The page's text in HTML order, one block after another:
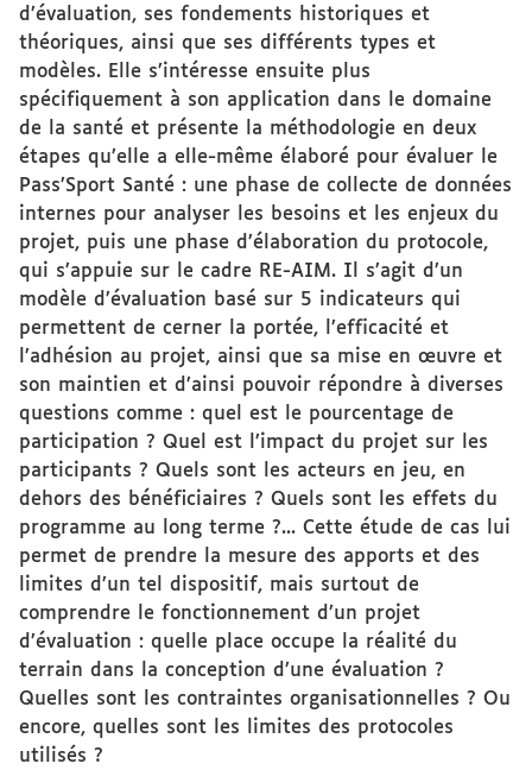
d’évaluation, ses fondements historiques et
théoriques, ainsi que ses différents types et
modèles. Elle s’intéresse ensuite plus
spécifiquement à son application dans le domaine
de la santé et présente la méthodologie en deux
étapes qu’elle a elle-même élaboré pour évaluer le
Pass’Sport Santé : une phase de collecte de données
internes pour analyser les besoins et les enjeux du
projet, puis une phase d’élaboration du protocole,
qui s’appuie sur le cadre RE-AIM. Il s’agit d’un
modèle d’évaluation basé sur 5 indicateurs qui
permettent de cerner la portée, l’efficacité et
l’adhésion au projet, ainsi que sa mise en œuvre et
son maintien et d’ainsi pouvoir répondre à diverses
questions comme : quel est le pourcentage de
participation ? Quel est l’impact du projet sur les
participants ? Quels sont les acteurs en jeu, en
dehors des bénéficiaires ? Quels sont les effets du
programme au long terme ?... Cette étude de cas lui
permet de prendre la mesure des apports et des
limites d’un tel dispositif, mais surtout de
comprendre le fonctionnement d’un projet
d’évaluation : quelle place occupe la réalité du
terrain dans la conception d’une évaluation ?
Quelles sont les contraintes organisationnelles ? Ou
encore, quelles sont les limites des protocoles
utilisés ?